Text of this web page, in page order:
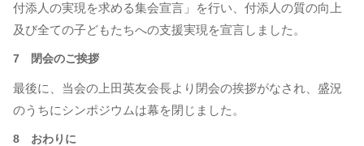
付添人の実現を求める集会宣言」を行い、付添人の質の向上
及び全ての子どもたちへの支援実現を宣言しました。
7 閉会のご挨拶
最後に、当会の上田英友会長より閉会の挨拶がなされ、盛況
のうちにシンポジウムは幕を閉じました。
8 おわりに